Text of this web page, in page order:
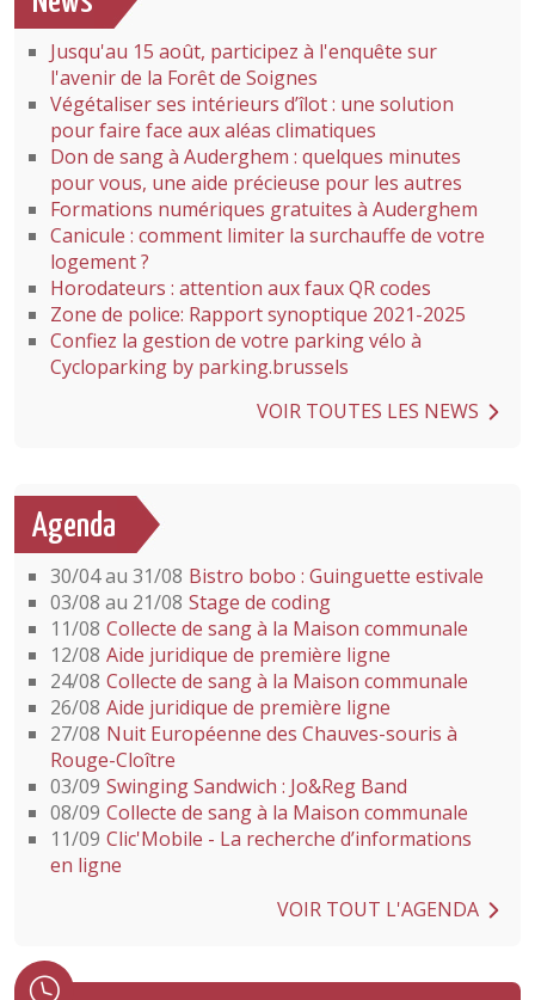
Jusqu'au 15 août, participez à l'enquête sur
l'avenir de la Forêt de Soignes
Végétaliser ses intérieurs d’îlot : une solution
pour faire face aux aléas climatiques
Don de sang à Auderghem : quelques minutes
pour vous, une aide précieuse pour les autres
Formations numériques gratuites à Auderghem
Canicule : comment limiter la surchauffe de votre
logement ?
Horodateurs : attention aux faux QR codes
Zone de police: Rapport synoptique 2021-2025
Confiez la gestion de votre parking vélo à
Cycloparking by parking.brussels
VOIR TOUTES LES NEWS
Agenda
30/04 au 31/08 Bistro bobo : Guinguette estivale
03/08 au 21/08 Stage de coding
11/08 Collecte de sang à la Maison communale
12/08 Aide juridique de première ligne
24/08 Collecte de sang à la Maison communale
26/08 Aide juridique de première ligne
27/08 Nuit Européenne des Chauves-souris à
Rouge-Cloître
03/09 Swinging Sandwich : Jo&Reg Band
08/09 Collecte de sang à la Maison communale
11/09 Clic'Mobile - La recherche d’informations
en ligne
VOIR TOUT L'AGENDA